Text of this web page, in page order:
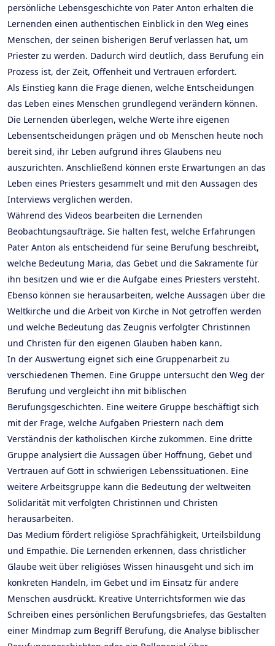
persönliche Lebensgeschichte von Pater Anton erhalten die
Lernenden einen authentischen Einblick in den Weg eines
Menschen, der seinen bisherigen Beruf verlassen hat, um
Priester zu werden. Dadurch wird deutlich, dass Berufung ein
Prozess ist, der Zeit, Offenheit und Vertrauen erfordert.
Als Einstieg kann die Frage dienen, welche Entscheidungen
das Leben eines Menschen grundlegend verändern können.
Die Lernenden überlegen, welche Werte ihre eigenen
Lebensentscheidungen prägen und ob Menschen heute noch
bereit sind, ihr Leben aufgrund ihres Glaubens neu
auszurichten. Anschließend können erste Erwartungen an das
Leben eines Priesters gesammelt und mit den Aussagen des
Interviews verglichen werden.
Während des Videos bearbeiten die Lernenden
Beobachtungsaufträge. Sie halten fest, welche Erfahrungen
Pater Anton als entscheidend für seine Berufung beschreibt,
welche Bedeutung Maria, das Gebet und die Sakramente für
ihn besitzen und wie er die Aufgabe eines Priesters versteht.
Ebenso können sie herausarbeiten, welche Aussagen über die
Weltkirche und die Arbeit von Kirche in Not getroffen werden
und welche Bedeutung das Zeugnis verfolgter Christinnen
und Christen für den eigenen Glauben haben kann.
In der Auswertung eignet sich eine Gruppenarbeit zu
verschiedenen Themen. Eine Gruppe untersucht den Weg der
Berufung und vergleicht ihn mit biblischen
Berufungsgeschichten. Eine weitere Gruppe beschäftigt sich
mit der Frage, welche Aufgaben Priestern nach dem
Verständnis der katholischen Kirche zukommen. Eine dritte
Gruppe analysiert die Aussagen über Hoffnung, Gebet und
Vertrauen auf Gott in schwierigen Lebenssituationen. Eine
weitere Arbeitsgruppe kann die Bedeutung der weltweiten
Solidarität mit verfolgten Christinnen und Christen
herausarbeiten.
Das Medium fördert religiöse Sprachfähigkeit, Urteilsbildung
und Empathie. Die Lernenden erkennen, dass christlicher
Glaube weit über religiöses Wissen hinausgeht und sich im
konkreten Handeln, im Gebet und im Einsatz für andere
Menschen ausdrückt. Kreative Unterrichtsformen wie das
Schreiben eines persönlichen Berufungsbriefes, das Gestalten
einer Mindmap zum Begriff Berufung, die Analyse biblischer